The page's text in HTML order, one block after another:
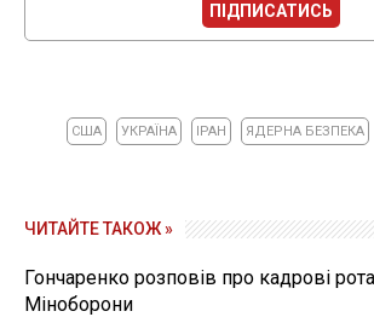
ПІДПИСАТИСЬ
США УКРАЇНА ІРАН ЯДЕРНА БЕЗПЕКА
ЧИТАЙТЕ ТАКОЖ »
Гончаренко розповів про кадрові
Міноборони